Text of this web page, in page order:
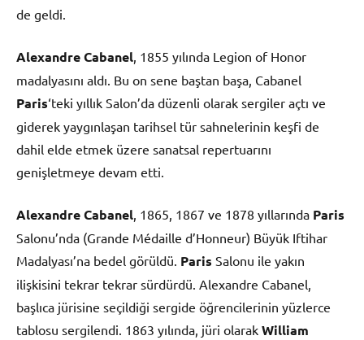
de geldi.
Alexandre Cabanel , 1855 yılında Legion of Honor
madalyasını aldı. Bu on sene baştan başa, Cabanel
Paris‘teki yıllık Salon’da düzenli olarak sergiler açtı ve
giderek yaygınlaşan tarihsel tür sahnelerinin keşfi de
dahil elde etmek üzere sanatsal repertuarını
genişletmeye devam etti.
Alexandre Cabanel , 1865, 1867 ve 1878 yıllarında Paris
Salonu’nda (Grande Médaille d’Honneur) Büyük Iftihar
Madalyası’na bedel görüldü. Paris Salonu ile yakın
ilişkisini tekrar tekrar sürdürdü. Alexandre Cabanel,
başlıca jürisine seçildiği sergide öğrencilerinin yüzlerce
tablosu sergilendi. 1863 yılında, jüri olarak William